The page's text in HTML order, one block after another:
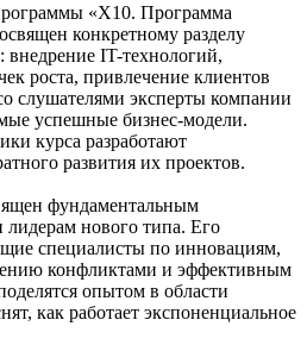
«X10. Программа
конкретному разделу
внедрение IT-технологий,
роста, привлечение клиентов
слушателями эксперты компании
успешные бизнес-модели.
курса разработают
развития их проектов.
фундаментальным
нового типа. Его
специалисты по инновациям,
конфликтами и эффективным
опытом в области
как работает экспоненциальное